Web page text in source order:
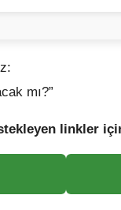
mı?”
linkler